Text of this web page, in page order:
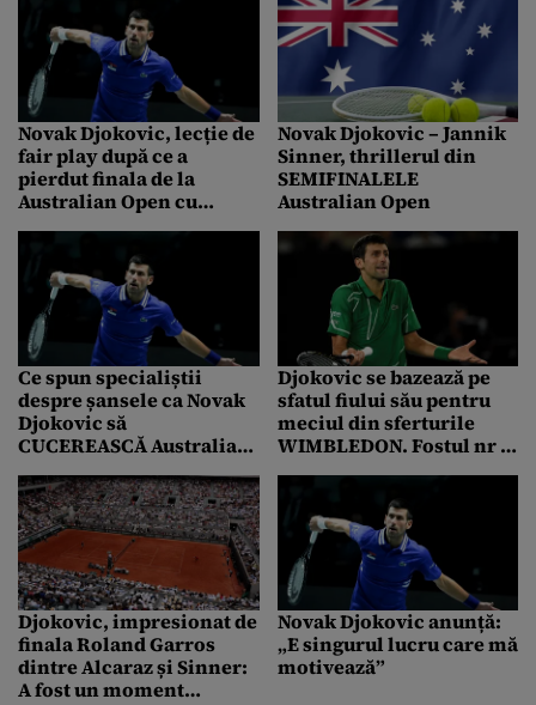
Novak Djokovic, lecție de
fair play după ce a
pierdut finala de la
Australian Open cu
Novak Djokovic – Jannik
Sinner, thrillerul din
SEMIFINALELE
Australian Open
Ce spun specialiștii
despre șansele ca Novak
Djokovic să
CUCEREASCĂ Australian
crede că poate câștiga”
Djokovic se bazează pe
sfatul fiului său pentru
meciul din sferturile
WIMBLEDON. Fostul nr 1
Djokovic, impresionat de
finala Roland Garros
dintre Alcaraz și Sinner:
A fost un moment
Novak Djokovic anunță:
„E singurul lucru care mă
motivează”